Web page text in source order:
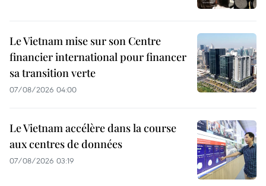
Le Vietnam mise sur son Centre
financier international pour financer
sa transition verte
07/08/2026 04:00
Le Vietnam accélère dans la course
aux centres de données
07/08/2026 03:19